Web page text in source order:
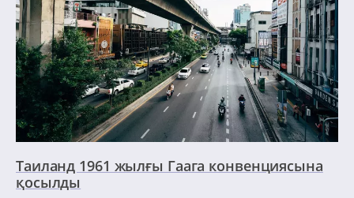
Таиланд 1961 жылғы Гаага конвенциясына
қосылды